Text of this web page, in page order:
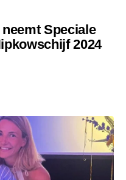
Speciale
2024